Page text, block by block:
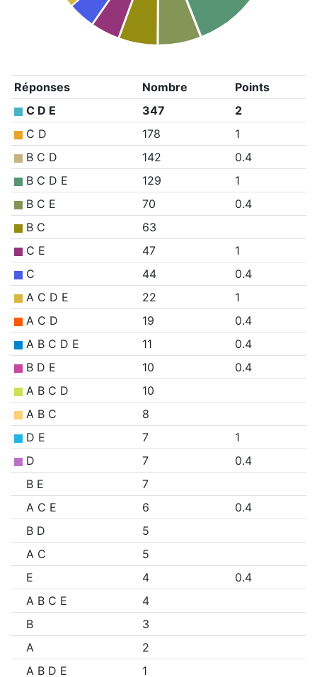
Réponses Nombre
Points
C D E
347
2
C D
178
1
B C D
142
0.4
B C D E
129
1
B C E
70
0.4
B C
63
C E
47
1
C
44
0.4
A C D E
22
1
A C D
19
0.4
A B C D E
11
0.4
B D E
10
0.4
A B C D
10
A B C
8
D E
7
1
D
7
0.4
B E
7
A C E
6
0.4
B D
5
A C
5
E
4
0.4
A B C E
4
B
3
A
2
A B D E
1